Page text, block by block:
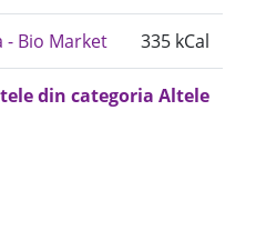
- Bio Market 335 kCal
din categoria Altele